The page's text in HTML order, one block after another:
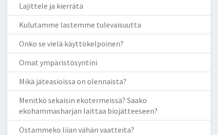
Lajittele ja kierrätä
Kulutamme lastemme tulevaisuutta
Onko se vielä käyttökelpoinen?
Omat ympäristösyntini
Mikä jäteasioissa on olennaista?
Menitkö sekaisin ekotermeissä? Saako
ekohammasharjan laittaa biojätteeseen?
Ostammeko liian vähän vaatteita?